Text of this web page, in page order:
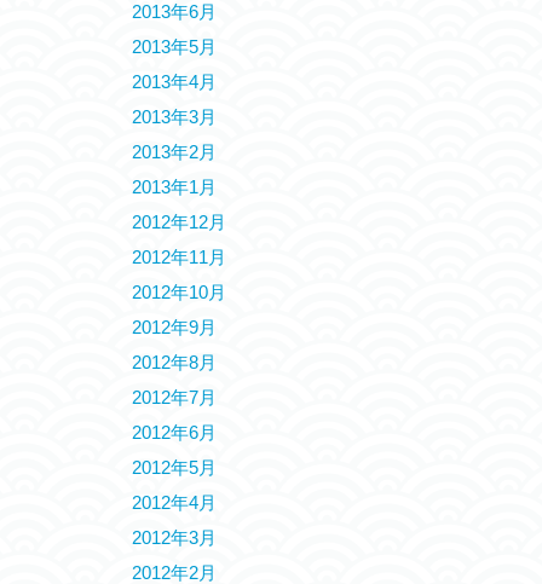
2013年6月
2013年5月
2013年4月
2013年3月
2013年2月
2013年1月
2012年12月
2012年11月
2012年10月
2012年9月
2012年8月
2012年7月
2012年6月
2012年5月
2012年4月
2012年3月
2012年2月